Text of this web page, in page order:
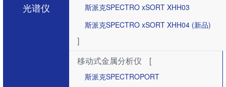
光谱仪
斯派克SPECTRO xSORT XHH03
斯派克SPECTRO xSORT XHH04 (新品)
]
移动式金属分析仪
[
斯派克SPECTROPORT